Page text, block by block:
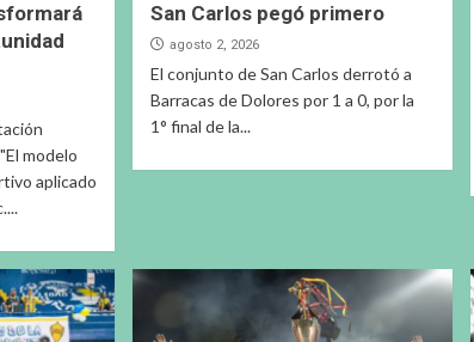
modelo
aplicado
San Carlos pegó primero
agosto 2, 2026
El conjunto de San Carlos derrotó a
Barracas de Dolores por 1 a 0, por la
1° final de la...